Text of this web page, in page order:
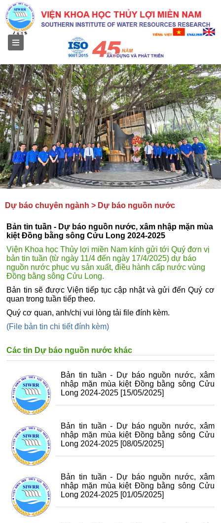
Dự báo chuyên ngành > Dự báo nguồn nước
Bản tin tuần - Dự báo nguồn nước, xâm nhập mặn mùa
kiệt Đồng bằng sông Cửu Long 2024-2025
Viện Khoa học Thủy lợi miền Nam kính gửi tới Quý đơn vị
bản tin tuần (từ ngày 11/4 đến ngày 17/4/2025) dự báo
nguồn nước phục vụ sản xuất, điều hành cấp nước vùng
Đồng bằng sông Cửu Long.
Bản tin sẽ được Viện tiếp tục cập nhật và gửi đến Quý cơ
quan trong tuần tiếp theo.
Quý cơ quan, anh/chị vui lòng tải file đính kèm.
(File bản tin chi tiết đính kèm)
Các tin Dự báo nguồn nước khác
Bản tin tuần - Dự báo nguồn nước, xâm
nhập mặn mùa kiệt Đồng bằng sông Cửu
Long 2024-2025 [15/05/2025]
Bản tin tuần - Dự báo nguồn nước, xâm
nhập mặn mùa kiệt Đồng bằng sông Cửu
Long 2024-2025 [08/05/2025]
Bản tin tuần - Dự báo nguồn nước, xâm
nhập mặn mùa kiệt Đồng bằng sông Cửu
Long 2024-2025 [01/05/2025]